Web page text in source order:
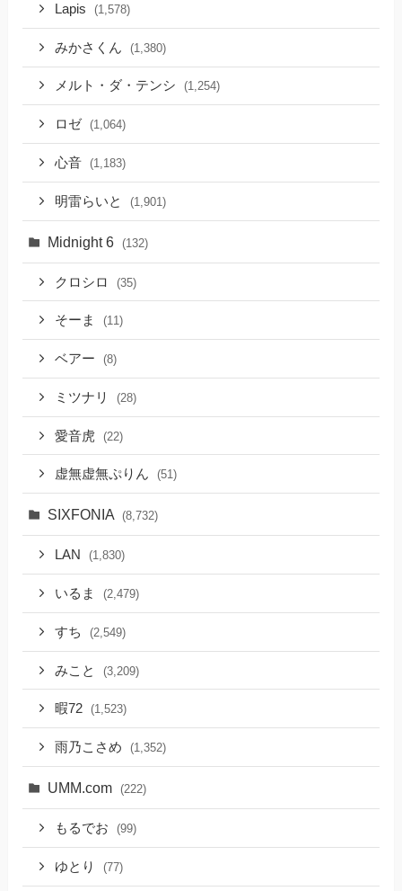
Lapis (1,578)
みかさくん (1,380)
メルト・ダ・テンシ (1,254)
ロゼ (1,064)
心音 (1,183)
明雷らいと (1,901)
Midnight 6 (132)
クロシロ (35)
そーま (11)
ベアー (8)
ミツナリ (28)
愛音虎 (22)
虚無虚無ぷりん (51)
SIXFONIA (8,732)
LAN (1,830)
いるま (2,479)
すち (2,549)
みこと (3,209)
暇72 (1,523)
雨乃こさめ (1,352)
UMM.com (222)
もるでお (99)
ゆとり (77)